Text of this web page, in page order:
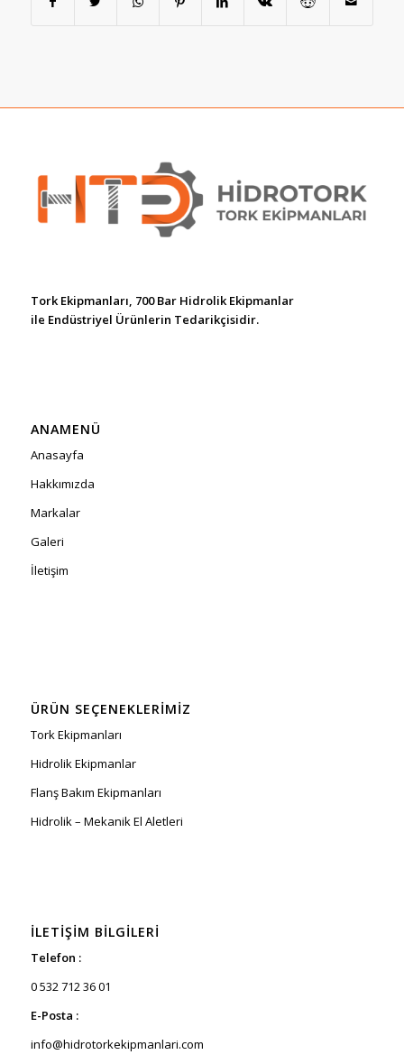
Tork Ekipmanları, 700 Bar Hidrolik Ekipmanlar
ile Endüstriyel Ürünlerin Tedarikçisidir.
ANAMENÜ
Anasayfa
Hakkımızda
Markalar
Galeri
İletişim
ÜRÜN SEÇENEKLERIMIZ
Tork Ekipmanları
Hidrolik Ekipmanlar
Flanş Bakım Ekipmanları
Hidrolik – Mekanik El Aletleri
İLETIŞIM BILGILERI
Telefon :
0 532 712 36 01
E-Posta :
info@hidrotorkekipmanlari.com